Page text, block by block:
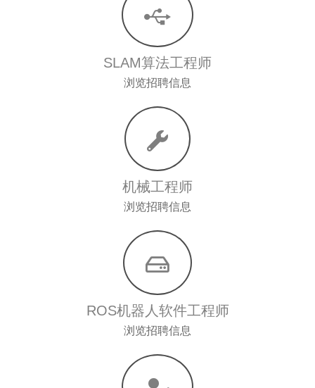
SLAM算法工程师
浏览招聘信息
机械工程师
浏览招聘信息
ROS机器人软件工程师
浏览招聘信息